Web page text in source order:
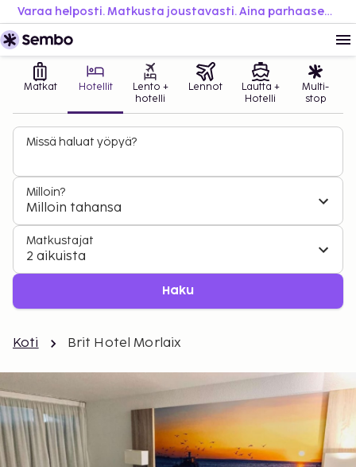
Varaa helposti. Matkusta joustavasti. Aina parhaaseen hintaan.
Matkat Hotellit
Lento +
hotelli
Lennot
Lautta +
Hotelli
Multi-
stop
Missä haluat yöpyä?
Milloin?
Milloin tahansa
Matkustajat
2 aikuista
Haku
Koti Brit Hotel Morlaix